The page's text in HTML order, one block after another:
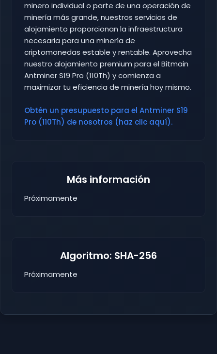
minero individual o parte de una operación de
minería más grande, nuestros servicios de
alojamiento proporcionan la infraestructura
necesaria para una minería de
criptomonedas estable y rentable. Aprovecha
nuestro alojamiento premium para el Bitmain
Antminer S19 Pro (110Th) y comienza a
maximizar tu eficiencia de minería hoy mismo.
Obtén un presupuesto para el Antminer S19
Pro (110Th) de nosotros (haz clic aquí).
Más información
Próximamente
Algoritmo: SHA-256
Próximamente